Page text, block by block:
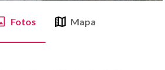
Fotos Mapa